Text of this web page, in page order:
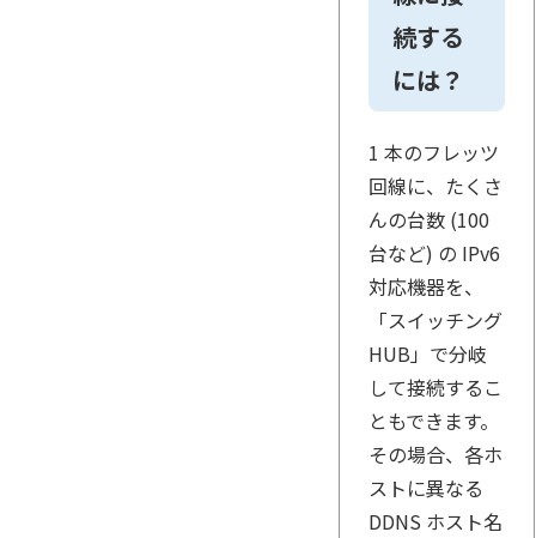
続する
には？
1 本のフレッツ
回線に、たくさ
んの台数 (100
台など) の IPv6
対応機器を、
「スイッチング
HUB」で分岐
して接続するこ
ともできます。
その場合、各ホ
ストに異なる
DDNS ホスト名